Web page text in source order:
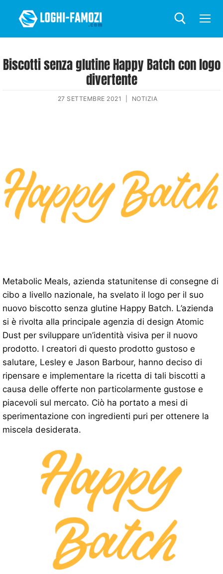
Biscotti senza glutine Happy Batch con logo
divertente
27 SETTEMBRE 2021 NOTIZIA
Metabolic Meals, azienda statunitense di consegne di
cibo a livello nazionale, ha svelato il logo per il suo
nuovo biscotto senza glutine Happy Batch. L’azienda
si è rivolta alla principale agenzia di design Atomic
Dust per sviluppare un’identità visiva per il nuovo
prodotto. I creatori di questo prodotto gustoso e
salutare, Lesley e Jason Barbour, hanno deciso di
ripensare e implementare la ricetta di tali biscotti a
causa delle offerte non particolarmente gustose e
piacevoli sul mercato. Ciò ha portato a mesi di
sperimentazione con ingredienti puri per ottenere la
miscela desiderata.